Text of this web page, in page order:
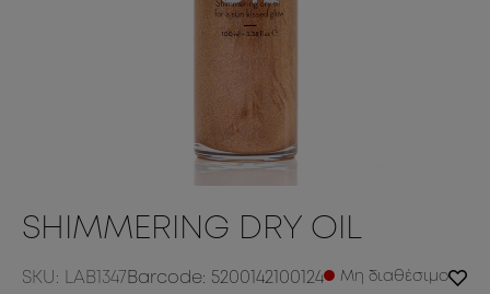
SHIMMERING DRY OIL
SKU: LAB1347 Barcode: 5200142100124 Μη διαθέσιμο